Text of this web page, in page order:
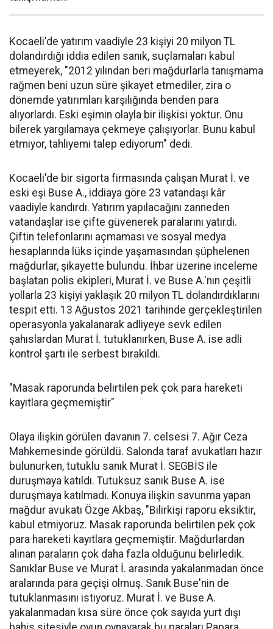
Kocaeli'de yatırım vaadiyle 23 kişiyi 20 milyon TL
dolandırdığı iddia edilen sanık, suçlamaları kabul
etmeyerek, "2012 yılından beri mağdurlarla tanışmama
rağmen beni uzun süre şikayet etmediler, zira o
dönemde yatırımları karşılığında benden para
alıyorlardı. Eski eşimin olayla bir ilişkisi yoktur. Onu
bilerek yargılamaya çekmeye çalışıyorlar. Bunu kabul
etmiyor, tahliyemi talep ediyorum" dedi.
Kocaeli'de bir sigorta firmasında çalışan Murat İ. ve
eski eşi Buse A., iddiaya göre 23 vatandaşı kâr
vaadiyle kandırdı. Yatırım yapılacağını zanneden
vatandaşlar ise çifte güvenerek paralarını yatırdı.
Çiftin telefonlarını açmaması ve sosyal medya
hesaplarında lüks içinde yaşamasından şüphelenen
mağdurlar, şikayette bulundu. İhbar üzerine inceleme
başlatan polis ekipleri, Murat İ. ve Buse A.'nın çeşitli
yollarla 23 kişiyi yaklaşık 20 milyon TL dolandırdıklarını
tespit etti. 13 Ağustos 2021 tarihinde gerçekleştirilen
operasyonla yakalanarak adliyeye sevk edilen
şahıslardan Murat İ. tutuklanırken, Buse A. ise adli
kontrol şartı ile serbest bırakıldı.
"Masak raporunda belirtilen pek çok para hareketi
kayıtlara geçmemiştir"
Olaya ilişkin görülen davanın 7. celsesi 7. Ağır Ceza
Mahkemesinde görüldü. Salonda taraf avukatları hazır
bulunurken, tutuklu sanık Murat İ. SEGBİS ile
duruşmaya katıldı. Tutuksuz sanık Buse A. ise
duruşmaya katılmadı. Konuya ilişkin savunma yapan
mağdur avukatı Özge Akbaş, "Bilirkişi raporu eksiktir,
kabul etmiyoruz. Masak raporunda belirtilen pek çok
para hareketi kayıtlara geçmemiştir. Mağdurlardan
alınan paraların çok daha fazla olduğunu belirledik.
Sanıklar Buse ve Murat İ. arasında yakalanmadan önce
aralarında para geçişi olmuş. Sanık Buse'nin de
tutuklanmasını istiyoruz. Murat İ. ve Buse A.
yakalanmadan kısa süre önce çok sayıda yurt dışı